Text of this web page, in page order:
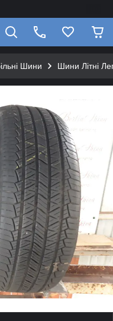
Шини Шини Літні